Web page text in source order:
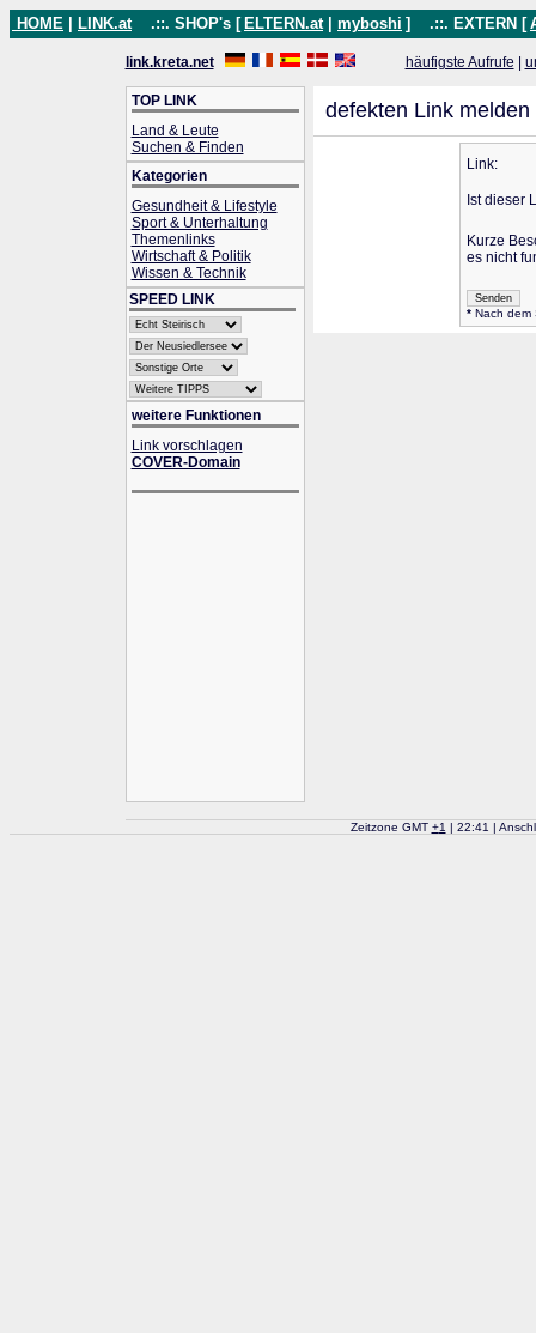
HOME LINK.at .::. SHOP's [ ELTERN.at myboshi ] .::. EXTERN [
link.kreta.net häufigste Aufrufe
TOP LINK
Land & Leute
Suchen & Finden
Kategorien
Gesundheit & Lifestyle
Sport & Unterhaltung
Themenlinks
Wirtschaft & Politik
Wissen & Technik
SPEED LINK
weitere Funktionen
Link vorschlagen
COVER-Domain
defekten Link melden
Link:
Ist dieser
Kurze
es nicht
*Nach dem
Zeitzone GMT +1 | 22:41 |